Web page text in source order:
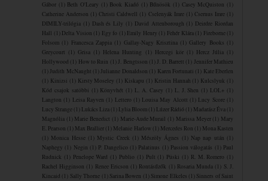
Gábor
(1) Beth O'Leary (1) Book Kiadó (1) Bűnösök (1) Casey McQuiston
(1)
Catherine Anderson
(1) Christi Caldwell (1) Cselenyák Imre (1) Csernus Imre
(1)
DIMILY-trilógia
(1) Dash és Lily (1) David Attenborough (1) Deirdre Riordan
Hall
(1) Delta Vision (1) Egy fo (1) Emily Henry (1) Fehér Klára (1) Fireborne (1)
Folsom
(1) Francesca Zappia (1) Gallay-Nagy Krisztina (1) Gallery Books
(1)
Greycourt
(1) Grisa (1) Helena Hunting (1) Hercegi kör (1) Hercz Júlia
(1)
Hollywood
(1) How to Ruin (1)J. Bengtsson (1)J. D. Barrett (1) Jennifer Mathieu
(1)Judith McNaught (1)Julianne Donaldson (1) Karen Fortunati (1) Kate Eberlen
(1) Kinizsi (1) Kirsty Moseley (1) Kiskapu (1) Kristin Hannah (1) Kulcslyuk
(1)
Kód csajok satöbbi
(1) Könyvhét (1) L. A. Casey (1) L. J. Shen (1) LOL+
(1)
Langton
(1) Leisa Rayven (1) Lettero (1) Louisa May Alcott (1) Lucy Score
(1)
Lucy Strange (1) Lukács Liza (1) Lylia Bloom (1) Lúzer Rádió (1) Madarász Éva (1)
Magnólia
(1) Marie Benedict (1) Marie-Aude Murail (1) Marissa Meyer (1) Mary
E. Pearson
(1) Max Brallier (1) Melanie Harlow (1) Mercedes Ron (1) Mona Kasten
(1) Monica Hesse (1) Mystic Creek (1) Mészöly Ágnes (1) Nap nap után
(1)
Naphegy
(1) Negin (1) P. Dangelico (1) Palatinus (1) Passion válogatás (1) Paul
Rudnick
(1) Penelope Ward (1) Publio (1) Pult (1) Püski (1) R. M. Romero
(1)
Rachel Higginson
(1) Renee Ericson (1) Rontásűzők (1) Rosaria Munda (1) S. J.
Kincaid
(1) Sally Thorne (1) Sarina Bowen (1) Simone Elkeles (1) Sinners of Saint